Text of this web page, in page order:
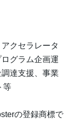
クセラレータ
グラム企画運
達支援、事業
等
の登録商標で